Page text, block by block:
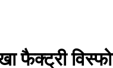
फैक्ट्री